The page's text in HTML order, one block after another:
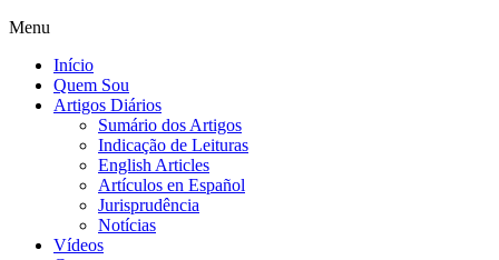
Menu
Início
Quem Sou
Artigos Diários
Sumário dos Artigos
Indicação de Leituras
English Articles
Artículos en Español
Jurisprudência
Notícias
Vídeos